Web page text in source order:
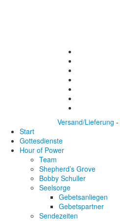
Versand/Lieferung -
Start
Gottesdienste
Hour of Power
Team
Shepherd’s Grove
Bobby Schuller
Seelsorge
Gebetsanliegen
Gebetspartner
Sendezeiten